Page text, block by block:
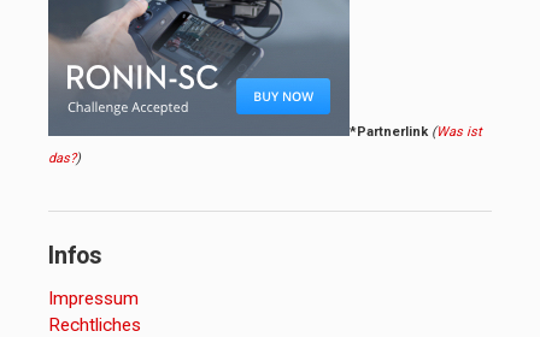
*Partnerlink (Was ist
das?)
Infos
Impressum
Rechtliches